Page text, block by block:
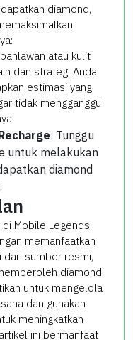
diamond,
atau kulit
dan strategi Anda.
estimasi yang
tidak mengganggu
: Tunggu
untuk melakukan
diamond
Mobile Legends
memanfaatkan
dari sumber resmi,
diamond
untuk mengelola
dan gunakan
meningkatkan
ini bermanfaat